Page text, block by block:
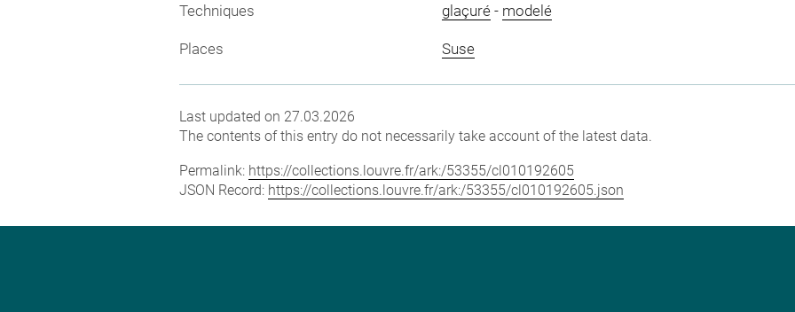
Techniques glaçuré- modelé
Places Suse
Last updated on 27.03.2026
The contents of this entry do not necessarily take account of the latest data.
Permalink: https://collections.louvre.fr/ark:/53355/cl010192605
JSON Record: https://collections.louvre.fr/ark:/53355/cl010192605.json